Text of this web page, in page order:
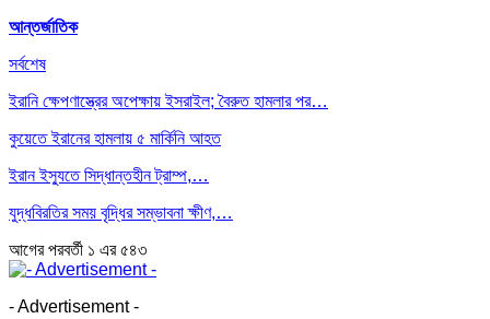
আন্তর্জাতিক
সর্বশেষ
ইরানি ক্ষেপণাস্ত্রের অপেক্ষায় ইসরাইল; বৈরুত হামলার পর…
কুয়েতে ইরানের হামলায় ৫ মার্কিনি আহত
ইরান ইস্যুতে সিদ্ধান্তহীন ট্রাম্প,…
যুদ্ধবিরতির সময় বৃদ্ধির সম্ভাবনা ক্ষীণ,…
আগেরপরবর্তী ১ এর ৫৪৩
- Advertisement -